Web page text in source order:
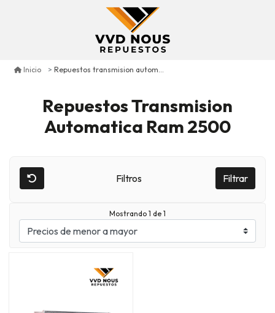
Inicio Repuestos transmision automatica ram 2500
Repuestos Transmision
Automatica Ram 2500
Filtros Filtrar
Mostrando 1 de 1